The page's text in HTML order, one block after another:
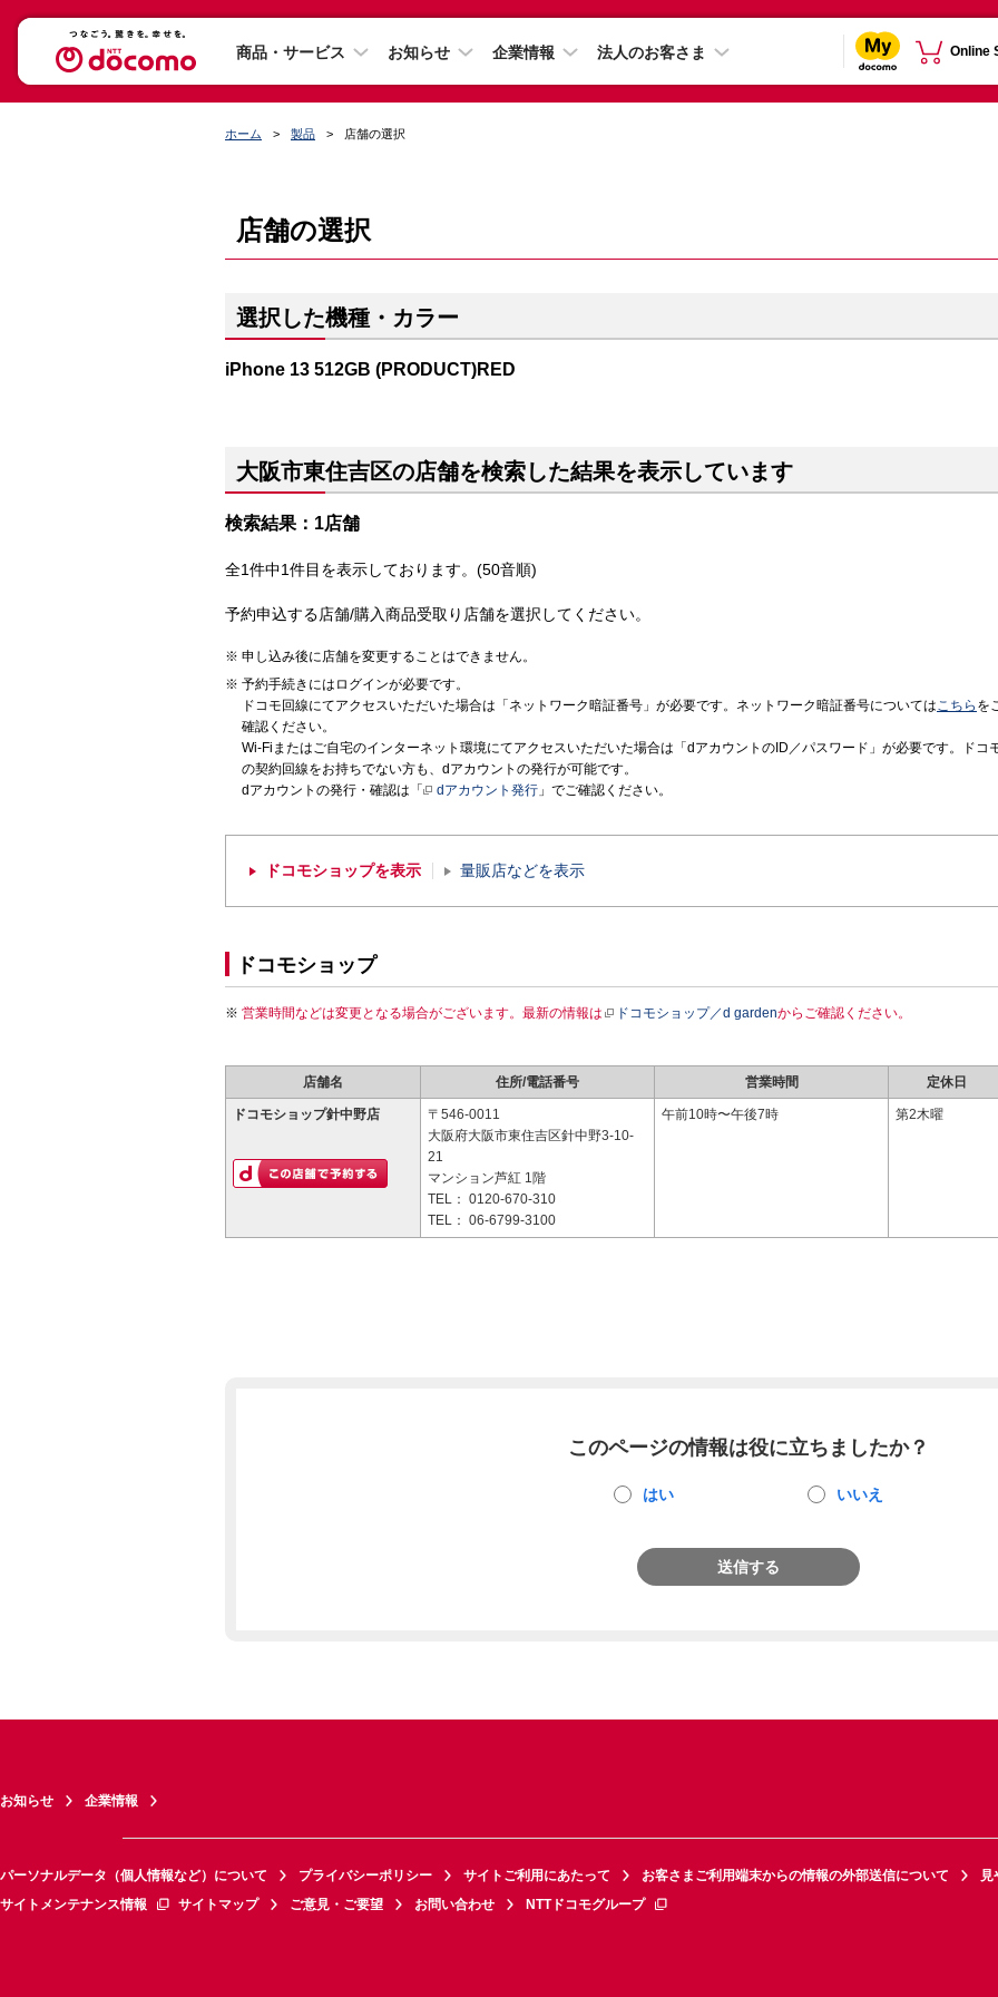
商品・サービス お知らせ 企業情報 法人のお客さま Online
ホーム 製品 店舗の選択
店舗の選択
選択した機種・カラー
iPhone 13 512GB (PRODUCT)RED
大阪市東住吉区の店舗を検索した結果を表示しています
検索結果：1店舗
全1件中1件目を表示しております。(50音順)
予約申込する店舗/購入商品受取り店舗を選択してください。
申し込み後に店舗を変更することはできません。
予約手続きにはログインが必要です。
ドコモ回線にてアクセスいただいた場合は「ネットワーク暗証番号」が必要です。ネットワーク暗証番号についてはこちら を
確認ください。
Wi-Fiまたはご自宅のインターネット環境にてアクセスいただいた場合は「dアカウントのID／パスワード」が必要です。ドコ
の契約回線をお持ちでない方も、dアカウントの発行が可能です。
dアカウントの発行・確認は「
dアカウント発行 」でご確認ください。
ドコモショップを表示 量販店などを表示
ドコモショップ
営業時間などは変更となる場合がございます。最新の情報は ドコモショップ／d gardenからご確認ください。
店舗名 住所/電話番号 営業時間 定休日
ドコモショップ針中野店
〒546-0011
大阪府大阪市東住吉区針中野3-10-
21
マンション芦紅 1階
TEL： 0120-670-310
TEL： 06-6799-3100
午前10時〜午後7時 第2木曜
このページの情報は役に立ちましたか？
はい いいえ
送信する
お知らせ 企業情報
パーソナルデータ（個人情報など）について プライバシーポリシー サイトご利用にあたって お客さまご利用端末からの情報の外部送信について
見
サイトメンテナンス情報
サイトマップ ご意見・ご要望 お問い合わせ NTTドコモグループ